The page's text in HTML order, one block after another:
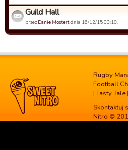
Guild Hall
przez Danie Mostertdnia 16/12/15 03:10.
Rugby
Football
|Tasty Tale |
Skontaktuj
Nitro ©